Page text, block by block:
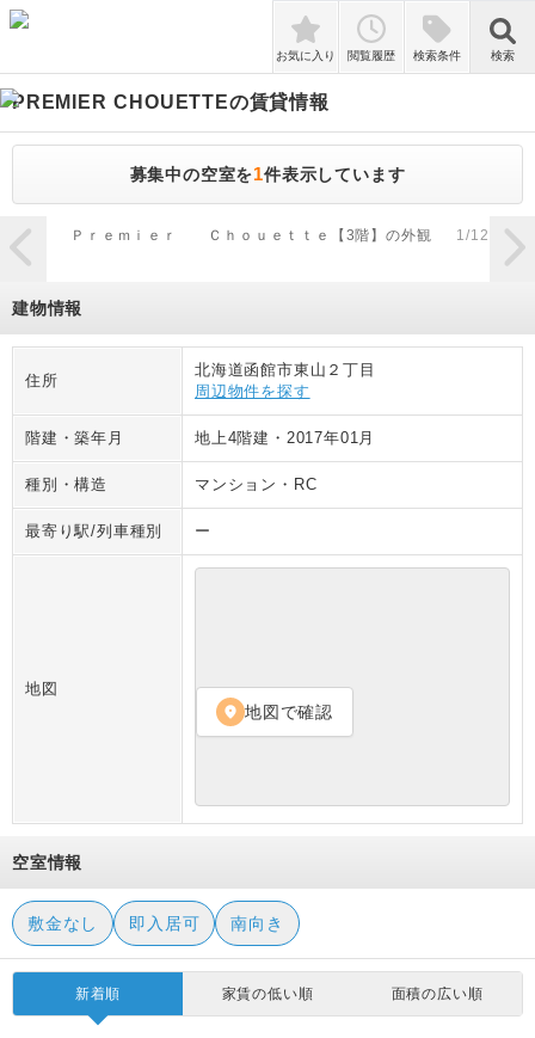
検索
お気に入り 閲覧履歴 検索条件 検索
PREMIER CHOUETTEの賃貸情報
募集中の空室を1件表示しています
zoom_in
Ｐｒｅｍｉｅｒ Ｃｈｏｕｅｔｔｅ【3階】の外観 1/12 Ｐ
建物情報
住所
北海道函館市東山２丁目
周辺物件を探す
階建・築年月 地上4階建 ・ 2017年01月
種別・構造 マンション ・ RC
最寄り駅/列車種別 ー
地図
location_on 地図で確認
空室情報
敷金なし 即入居可 南向き
新着順 家賃の低い順 面積の広い順